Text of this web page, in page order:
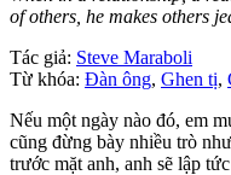
of others, he makes others
Tác giả: Steve Maraboli
Từ khóa: Đàn ông, Ghen tị,
Nếu một ngày nào đó, em
cũng đừng bày nhiều trò
trước mặt anh, anh sẽ lập